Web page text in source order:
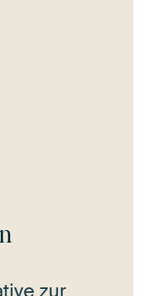
zur